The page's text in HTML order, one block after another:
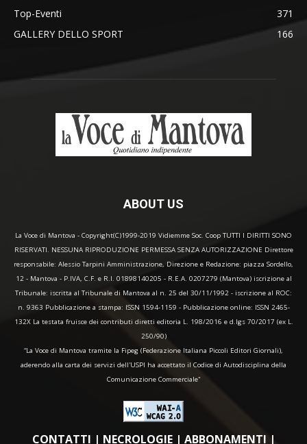
Top-Eventi
371
GALLERY DELLO SPORT
166
ABOUT US
La Voce di Mantova - Copyright(C)1999-2019 Vidiemme Soc. Coop TUTTI I DIRITTI SONO
RISERVATI. NESSUNA RIPRODUZIONE PERMESSA SENZA AUTORIZZAZIONE Direttore
responsabile: Alessio Tarpini Amministrazione, Direzione e Redazione: piazza Sordello,
12 - Mantova - P.IVA, C.F. e R.I. 01898140205 - R.E.A. 0207279 (Mantova) iscrizione al
Tribunale: iscritta al Tribunale di Mantova al n. 25 del 30/11/1992 - iscrizione al ROC:
n. 9363 Pubblicazione a stampa: ISSN 1594-1159 - Pubblicazione online: ISSN 2465-
132X La testata fruisce dei contributi diretti editoria L. 198/2016 e d.lgs 70/2017 (ex L.
250/90)
“La Voce di Mantova tramite la Fipeg (Federazione Italiana Piccoli Editori Giornali),
aderendo alla carta dei servizi dell'USPI ha accettato il Codice di Autodisciplina della
Comunicazione Commerciale"
CONTATTI | NECROLOGIE| ABBONAMENTI |